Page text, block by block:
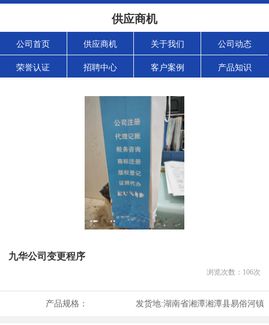
供应商机
公司首页 供应商机 关于我们 公司动态
荣誉认证 招聘中心 客户案例 产品知识
九华公司变更程序
浏览次数： 106次
产品规格： 发货地:湖南省湘潭湘潭县易俗河镇